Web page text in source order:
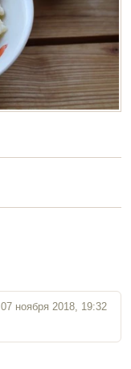
07 ноября 2018, 19:32